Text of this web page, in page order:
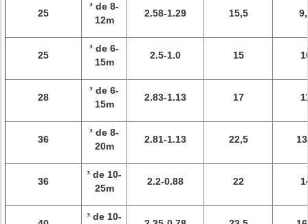
25
³ de 8-
12m
2.58-1.29 15,5
25
³ de 6-
15m
2.5-1.0 15
28
³ de 6-
15m
2.83-1.13 17
36
³ de 8-
20m
2.81-1.13 22,5
36
³ de 10-
25m
2.2-0.88 22
³ de 10-